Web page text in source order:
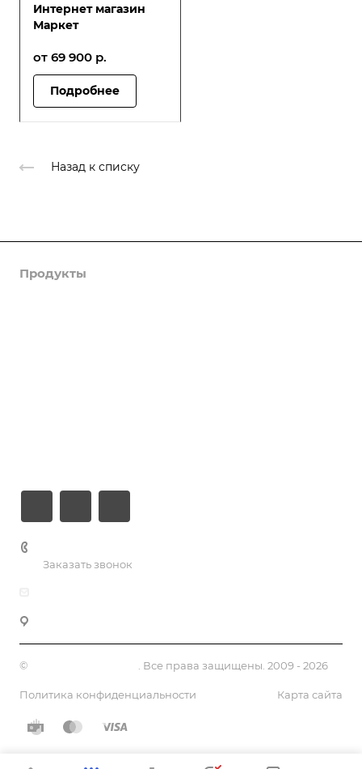
Интернет магазин
Маркет
от 69 900 р.
Подробнее
Назад к списку
Продукты
Заказать звонок
© . Все права защищены. 2009 - 2026
Политика конфиденциальности Карта сайта